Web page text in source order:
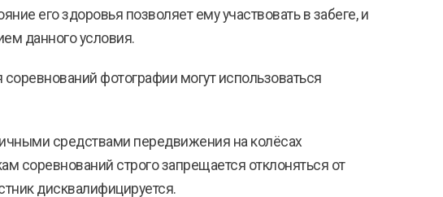
его здоровья позволяет ему участвовать в забеге, и
данного условия.
фотографии могут использоваться
средствами передвижения на колёсах
соревнований строго запрещается отклоняться от
дисквалифицируется.